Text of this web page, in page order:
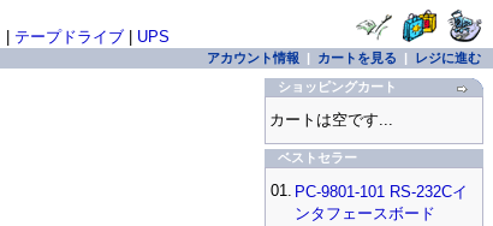
テープドライブ| UPS
アカウント情報 | カートを見る | レジに進む
ショッピングカート
カートは空です...
ベストセラー
01. PC-9801-101 RS-232Cイ
ンタフェースボード